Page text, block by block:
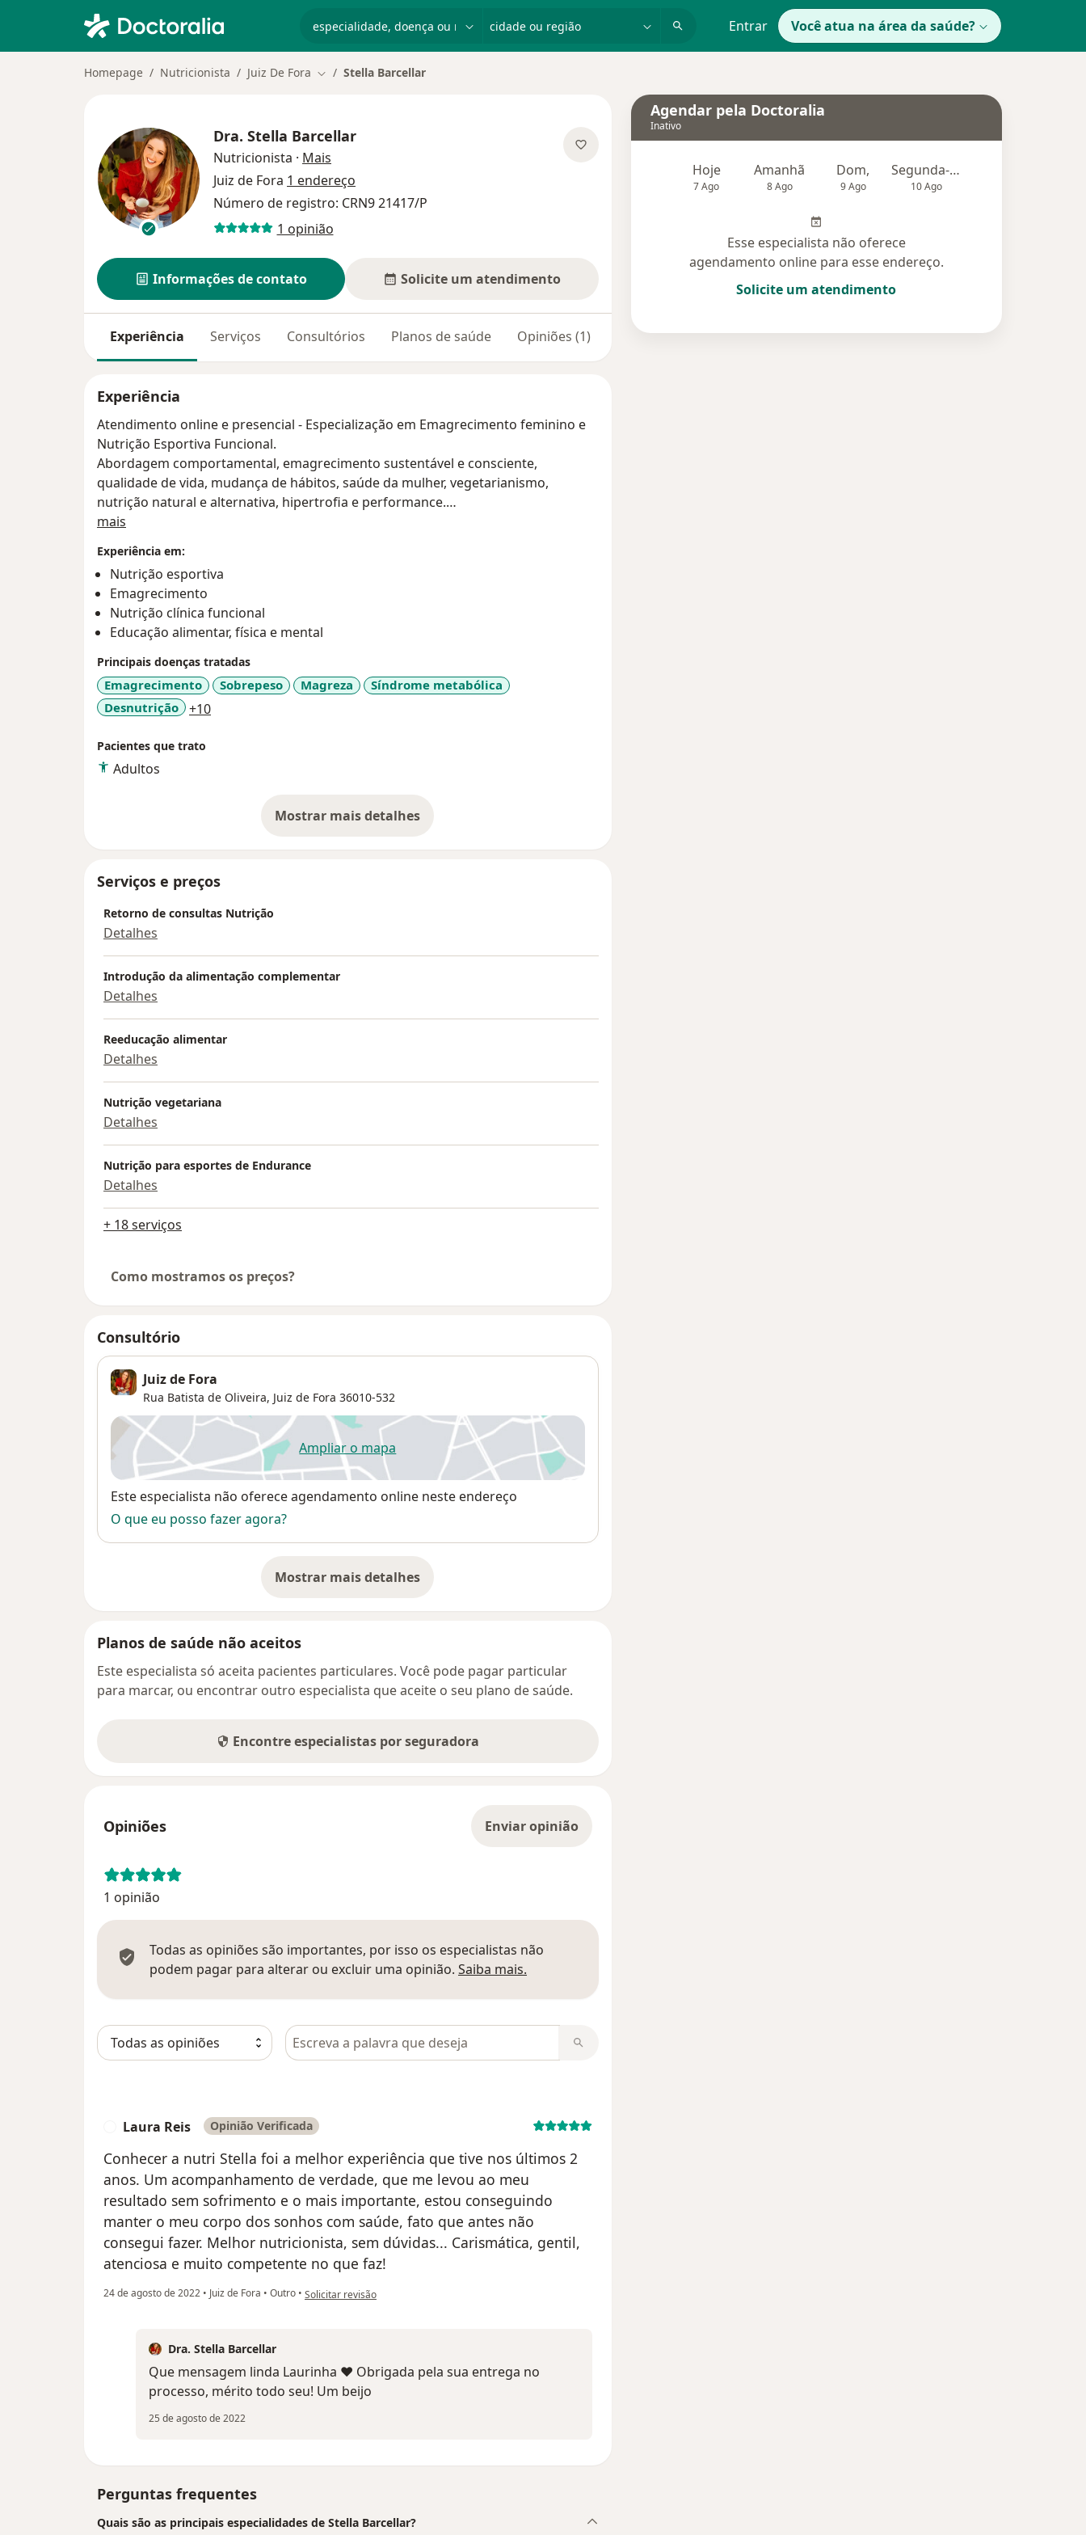
Entrar Você atua na área da saúde?
Homepage Nutricionista Juiz De Fora Mudar de cidade
Stella Barcellar
Dra. Stella Barcellar
Nutricionista · Mais
Juiz de Fora 1 endereço
Número de registro: CRN9 21417/P
1 opinião
Informações de contato Solicite um atendimento
Experiência Serviços Consultórios Planos de saúde Opiniões (1)
Experiência
Atendimento online e presencial - Especialização em Emagrecimento feminino e
Nutrição Esportiva Funcional.
Abordagem comportamental, emagrecimento sustentável e consciente,
qualidade de vida, mudança de hábitos, saúde da mulher, vegetarianismo,
nutrição natural e alternativa, hipertrofia e performance.
Um olhar mais completo, além da comida, de uma forma mais gentil, eficiente e
Sem dietas restritivas e insustentáveis.
mais
Experiência em:
Nutrição esportiva
Emagrecimento
Nutrição clínica funcional
Educação alimentar, física e mental
Principais doenças tratadas
Emagrecimento Sobrepeso Magreza
Síndrome metabólica
Desnutrição
+10a11y_sr_more_diseases
Pacientes que trato
Adultos
Mostrar mais detalhes
sobre a experiência
Serviços e preços
Retorno de consultas Nutrição
Detalhes
Introdução da alimentação complementar
Detalhes
Reeducação alimentar
Detalhes
Nutrição vegetariana
Detalhes
Nutrição para esportes de Endurance
Detalhes
+ 18 serviços
Como mostramos os preços?
Consultório
Juiz de Fora
Rua Batista de Oliveira, Juiz de Fora 36010-532
Ampliar o mapaabre num novo separador
Disponibilidade
Este especialista não oferece agendamento online neste endereço
O que eu posso fazer agora?
Mostrar mais detalhes
sobre o endereço
Planos de saúde não aceitos
Este especialista só aceita pacientes particulares. Você pode pagar particular
para marcar, ou encontrar outro especialista que aceite o seu plano de saúde.
Encontre especialistas por seguradora
Opiniões Enviar opinião
1 opinião
Todas as opiniões são importantes, por isso os especialistas não
podem pagar para alterar ou excluir uma opinião. Saiba mais.
Pesquisar em opiniões
Laura Reis Opinião Verificada
Conhecer a nutri Stella foi a melhor experiência que tive nos últimos 2
anos. Um acompanhamento de verdade, que me levou ao meu
resultado sem sofrimento e o mais importante, estou conseguindo
manter o meu corpo dos sonhos com saúde, fato que antes não
consegui fazer. Melhor nutricionista, sem dúvidas... Carismática, gentil,
atenciosa e muito competente no que faz!
24 de agosto de 2022 • Juiz de Fora • Outro • na opinião do utilizador Laura Reis
Solicitar revisão
Dra. Stella Barcellar
Que mensagem linda Laurinha ♥ Obrigada pela sua entrega no
processo, mérito todo seu! Um beijo
25 de agosto de 2022
Perguntas frequentes
Quais são as principais especialidades de Stella Barcellar?
Agendar pela Doctoralia
Inativo
Hoje
7 Ago
Amanhã
8 Ago
Dom,
9 Ago
Segunda-feira
10 Ago
Esse especialista não oferece
agendamento online para esse endereço.
Solicite um atendimento